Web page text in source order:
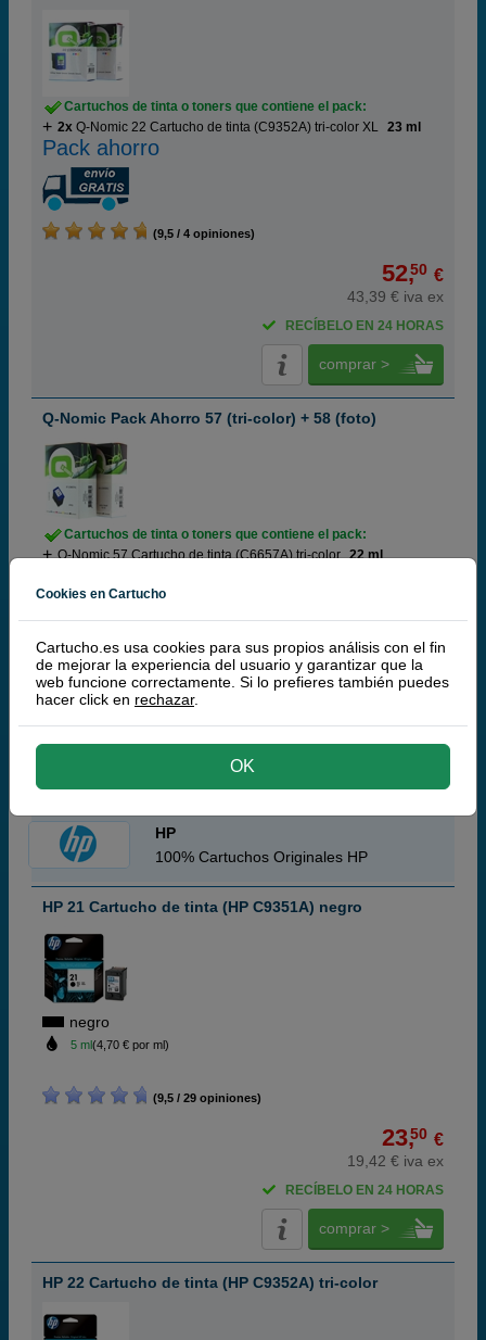
Cartuchos de tinta o toners que contiene el pack:
2x Q-Nomic 22 Cartucho de tinta (C9352A) tri-color XL 23 ml
Pack ahorro
(9,5 / 4 opiniones)
52,50 €
43,39 € iva ex
RECÍBELO EN 24 HORAS
comprar >
Q-Nomic Pack Ahorro 57 (tri-color) + 58 (foto)
Cartuchos de tinta o toners que contiene el pack:
Q-Nomic 57 Cartucho de tinta (C6657A) tri-color 22 ml
Pack ahorro
35,50 €
ENVÍO 48 HORAS
HP
100% Cartuchos Originales HP
HP 21 Cartucho de tinta (HP C9351A) negro
negro
5 ml(4,70 € por ml)
(9,5 / 29 opiniones)
23,50 €
19,42 € iva ex
RECÍBELO EN 24 HORAS
comprar >
HP 22 Cartucho de tinta (HP C9352A) tri-color
Cookies en Cartucho
Cartucho.es usa cookies para sus propios análisis con el fin
de mejorar la experiencia del usuario y garantizar que la
web funcione correctamente. Si lo prefieres también puedes
hacer click en rechazar.
OK